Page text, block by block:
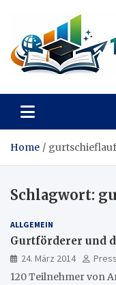
content
Home gurtschieflauf
Schlagwort:
ALLGEMEIN
Gurtförderer und
24. März 2014
120 Teilnehmer von